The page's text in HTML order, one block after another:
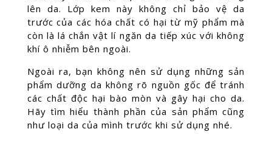
lên da. Lớp kem này không chỉ bảo vệ da
trước của các hóa chất có hại từ mỹ phẩm mà
còn là lá chắn vật lí ngăn da tiếp xúc với không
khí ô nhiễm bên ngoài.
Ngoài ra, bạn không nên sử dụng những sản
phẩm dưỡng da không rõ nguồn gốc để tránh
các chất độc hại bào mòn và gây hại cho da.
Hãy tìm hiểu thành phần của sản phẩm cũng
như loại da của mình trước khi sử dụng nhé.